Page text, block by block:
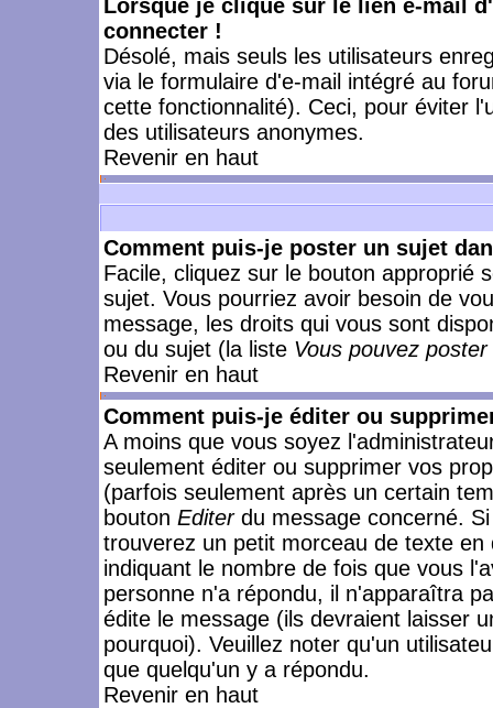
Lorsque je clique sur le lien e-mail
connecter !
Désolé, mais seuls les utilisateurs
via le formulaire d'e-mail intégré au
cette fonctionnalité). Ceci, pour éviter
des utilisateurs anonymes.
Revenir en haut
Comment puis-je poster un sujet
Facile, cliquez sur le bouton approprié
sujet. Vous pourriez avoir besoin de
message, les droits qui vous sont
ou du sujet (la liste Vous pouvez
Revenir en haut
Comment puis-je éditer ou
A moins que vous soyez
seulement éditer ou supprimer vos
(parfois seulement après un certain
bouton Editerdu message concerné.
trouverez un petit morceau de texte
indiquant le nombre de fois que vous
personne n'a répondu, il n'apparaîtra
édite le message (ils devraient laisser
pourquoi). Veuillez noter qu'un
que quelqu'un y a répondu.
Revenir en haut